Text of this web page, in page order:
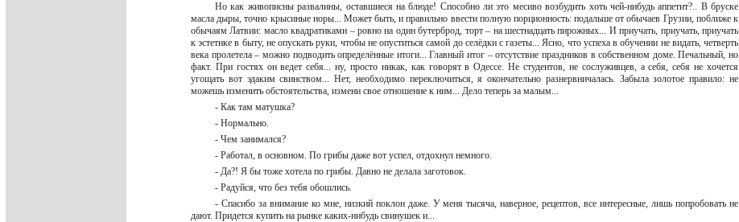
Но как живописны развалины, оставшиеся на блюде! Способно ли это месиво возбудить хоть чей-нибудь аппетит?.. В бруске
масла дыры, точно крысиные норы... Может быть, и правильно ввести полную порционность: подальше от обычаев Грузии, поближе к
обычаям Латвии: масло квадратиками – ровно на один бутерброд, торт – на шестнадцать пирожных... И приучать, приучать, приучать
к эстетике в быту, не опускать руки, чтобы не опуститься самой до селёдки с газеты... Ясно, что успеха в обучении не видать, четверть
века пролетела – можно подводить определённые итоги... Главный итог – отсутствие праздников в собственном доме. Печальный, но
факт. При гостях он ведет себя... ну, просто никак, как говорят в Одессе. Не студентов, не сослуживцев, а себя, себя не хочется
угощать вот эдаким свинством... Нет, необходимо переключиться, я окончательно разнервничалась. Забыла золотое правило: не
можешь изменить обстоятельства, измени свое отношение к ним... Дело теперь за малым...
- Как там матушка?
- Нормально.
- Чем занимался?
- Работал, в основном. По грибы даже вот успел, отдохнул немного.
- Да?! Я бы тоже хотела по грибы. Давно не делала заготовок.
- Радуйся, что без тебя обошлись.
- Спасибо за внимание ко мне, низкий поклон даже. У меня тысяча, наверное, рецептов, все интересные, лишь попробовать не
дают. Придется купить на рынке каких-нибудь свинушек и...